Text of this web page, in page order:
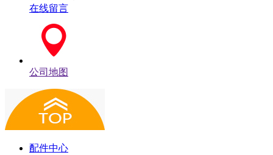
在线留言
公司地图
配件中心